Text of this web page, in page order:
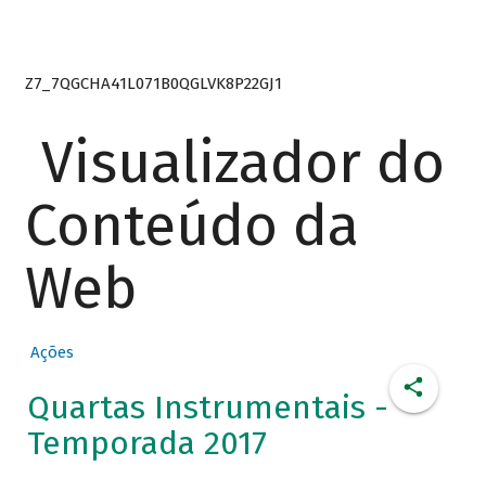
Z7_7QGCHA41L071B0QGLVK8P22GJ1
Visualizador do
Conteúdo da
Web
Ações
Quartas Instrumentais -
Temporada 2017